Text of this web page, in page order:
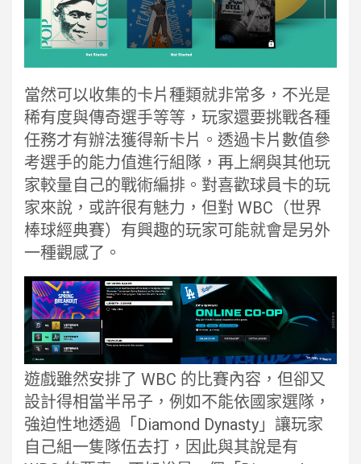
當然可以收集的卡片種類就非常多，不光是
稀有度與傳奇選手等等，玩家還要挑戰各種
任務才有辦法獲得新卡片。透過卡片數值參
考選手的能力值進行組隊，再上網與其他玩
家較量自己的戰術編排。對喜歡球員卡的玩
家來說，或許很有魅力，但對 WBC（世界
棒球經典賽）有興趣的玩家可能就會是另外
一種觀感了。
遊戲雖然安排了 WBC 的比賽內容，但卻又
設計得相當半吊子，例如不能依國家選隊，
強迫性地透過「Diamond Dynasty」讓玩家
自己組一隻隊伍去打，因此與其說是有